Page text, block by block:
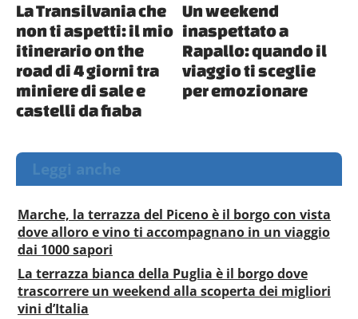
La Transilvania che
non ti aspetti: il mio
itinerario on the
road di 4 giorni tra
miniere di sale e
castelli da fiaba
Un weekend
inaspettato a
Rapallo: quando il
viaggio ti sceglie
per emozionare
Leggi anche
Marche, la terrazza del Piceno è il borgo con vista
dove alloro e vino ti accompagnano in un viaggio
dai 1000 sapori
La terrazza bianca della Puglia è il borgo dove
trascorrere un weekend alla scoperta dei migliori
vini d’Italia